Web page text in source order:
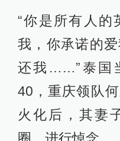
“你是所有人的
我，你承诺的
还我……”泰国
40，重庆领队
火化后，其妻